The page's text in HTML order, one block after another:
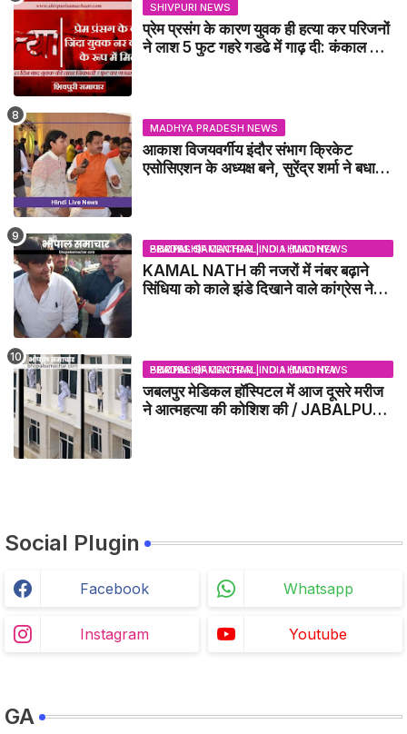
SHIVPURI NEWS
प्रेम प्रसंग के कारण युवक ही हत्या कर परिजनों
ने लाश 5 फुट गहरे गडढे में गाढ़ दी: कंकाल के
MADHYA PRADESH NEWS
आकाश विजयवर्गीय इंदौर संभाग क्रिकेट
एसोसिएशन के अध्यक्ष बने, सुरेंद्र शर्मा ने बधाई
BHOPAL SAMACHAR | NO 1 HINDI NEWS PORTAL OF CENTRAL INDIA (MADHYA PRADESH)
KAMAL NATH की नजरों में नंबर बढ़ाने
सिंधिया को काले झंडे दिखाने वाले कांग्रेस नेता
BHOPAL SAMACHAR | NO 1 HINDI NEWS PORTAL OF CENTRAL INDIA (MADHYA PRADESH)
जबलपुर मेडिकल हॉस्पिटल में आज दूसरे मरीज
ने आत्महत्या की कोशिश की / JABALPUR
Social Plugin
Facebook Whatsapp
Instagram Youtube
GA